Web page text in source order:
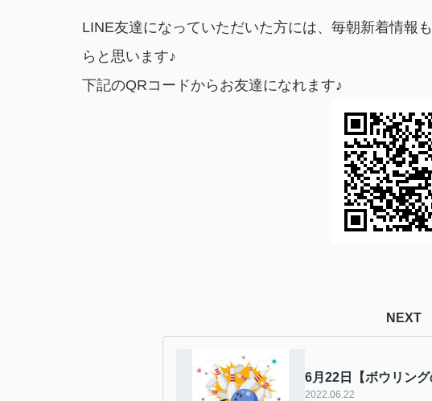
LINE友達になっていただいた方には、毎朝新着情報
らと思います♪
下記のQRコードからお友達になれます♪
NEXT
6月22日【ボウリング
2022.06.22